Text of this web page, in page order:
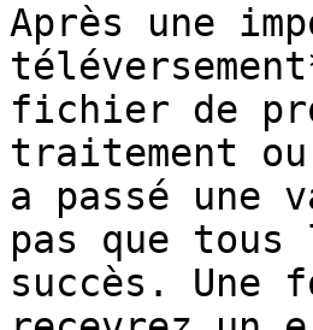
Après une
fichier de
traitement
a passé
pas que
succès.